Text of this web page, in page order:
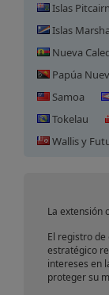
Islas Pitcairn
Islas
Nueva
Papúa
Samoa
Tokelau
Wallis y
Cocos
La extensión
El registro
estratégico
intereses en
proteger su